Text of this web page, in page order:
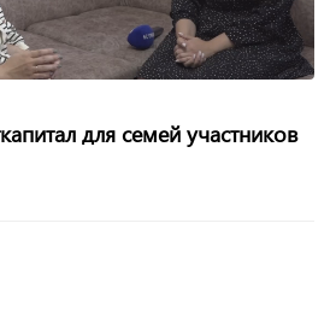
для семей участников